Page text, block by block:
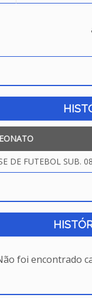
DE FUTEBOL SUB.
foi encontrado